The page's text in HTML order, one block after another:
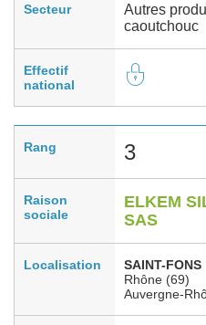
Secteur
Autres
caoutchouc
Effectif
national
Rang 3
Raison
sociale
ELKEM
SAS
Localisation
SAINT-FONS
Rhône (69)
Auvergne-